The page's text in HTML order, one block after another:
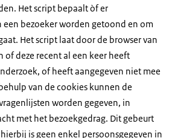
Het script bepaalt òf er
een bezoeker worden getoond en om
Het script laat door de browser van
of deze recent al een keer heeft
of heeft aangegeven niet mee
van de cookies kunnen de
worden gegeven, in
met het bezoekgedrag. Dit gebeurt
is geen enkel persoonsgegeven in